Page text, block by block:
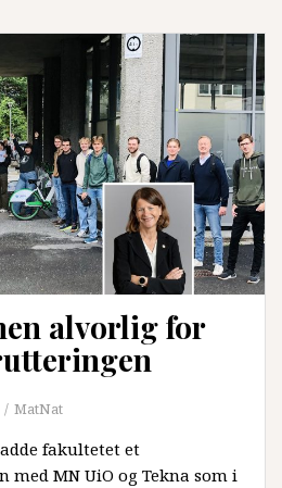
alvorlig for
MatNat
fakultetet et
med MN UiO og Tekna som i